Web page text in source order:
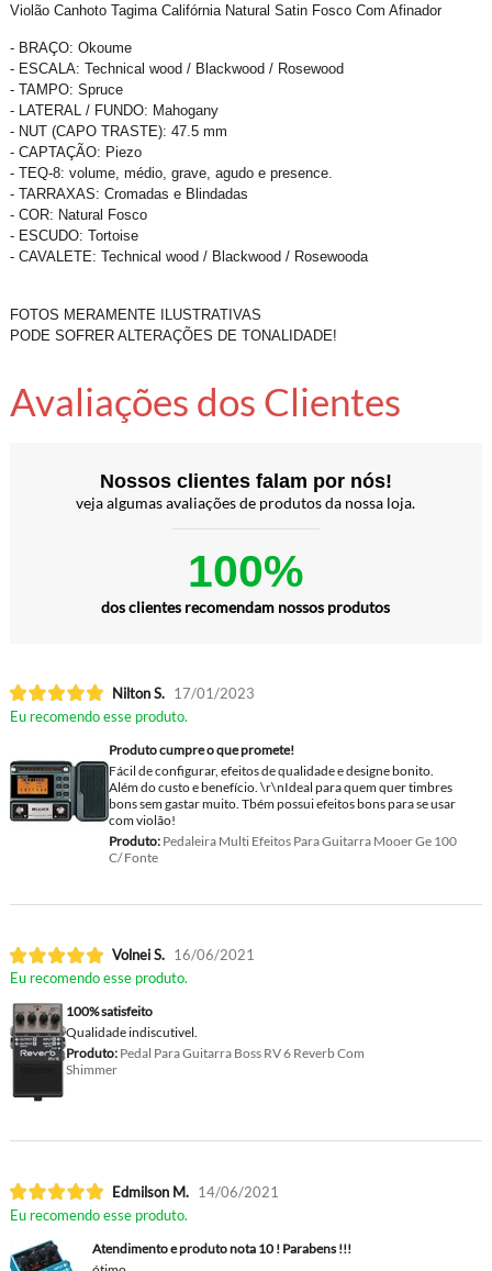
Violão Canhoto Tagima Califórnia Natural Satin Fosco Com Afinador
- BRAÇO: Okoume
- ESCALA: Technical wood / Blackwood / Rosewood
- TAMPO: Spruce
- LATERAL / FUNDO: Mahogany
- NUT (CAPO TRASTE): 47.5 mm
- CAPTAÇÃO: Piezo
- TEQ-8: volume, médio, grave, agudo e presence.
- TARRAXAS: Cromadas e Blindadas
- COR: Natural Fosco
- ESCUDO: Tortoise
- CAVALETE: Technical wood / Blackwood / Rosewooda
FOTOS MERAMENTE ILUSTRATIVAS
PODE SOFRER ALTERAÇÕES DE TONALIDADE!
Avaliações dos Clientes
Nossos clientes falam por nós!
veja algumas avaliações de produtos da nossa loja.
100%
dos clientes recomendam nossos produtos
Nilton S. 17/01/2023
Eu recomendo esse produto.
Produto cumpre o que promete!
Fácil de configurar, efeitos de qualidade e designe bonito.
Além do custo e benefício. \r\nIdeal para quem quer timbres
bons sem gastar muito. Tbém possui efeitos bons para se usar
com violão!
Produto:Pedaleira Multi Efeitos Para Guitarra Mooer Ge 100
C/ Fonte
Volnei S. 16/06/2021
Eu recomendo esse produto.
100% satisfeito
Qualidade indiscutivel.
Produto:Pedal Para Guitarra Boss RV 6 Reverb Com
Shimmer
Edmilson M. 14/06/2021
Eu recomendo esse produto.
Atendimento e produto nota 10 ! Parabens !!!